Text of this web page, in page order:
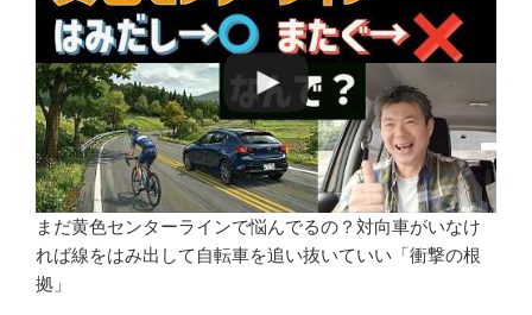
まだ黄色センターラインで悩んでるの？対向車がいなけ
れば線をはみ出して自転車を追い抜いていい「衝撃の根
拠」